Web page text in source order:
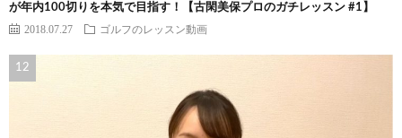
が年内100切りを本気で目指す！【古閑美保プロのガチレッスン #1】
2018.07.27 ゴルフのレッスン動画